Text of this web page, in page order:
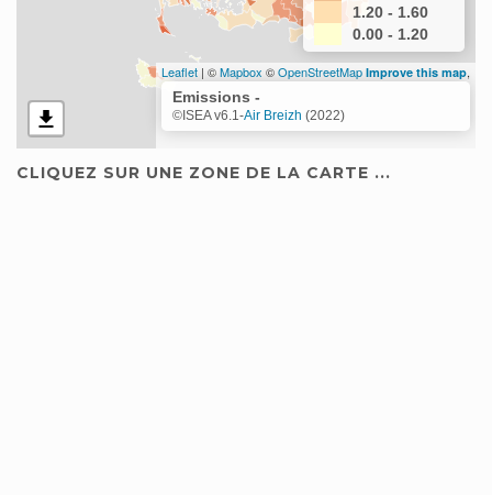
1.20 - 1.60
0.00 - 1.20
Leaflet | ©Mapbox ©OpenStreetMap Improve this map,
Emissions -
©ISEA v6.1-Air Breizh (2022)
CLIQUEZ SUR UNE ZONE DE LA CARTE ...